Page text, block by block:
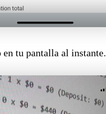
tu pantalla al instante.